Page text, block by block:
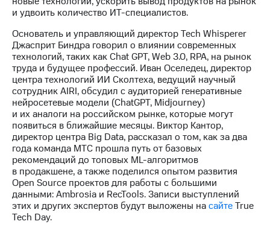
Раскрытие
информации
Информация
акционерам
Документы
ПАО
"МТС"
Собрания
акционеров
Личный
кабинет
акционера
Акционерный
капитал
Контроль
и
аудит
Рынок
акций
и удвоить количество ИТ-специалистов.
Основатель и управляющий директор Tech Whisperer
Джасприт Биндра говорил о влиянии современных
технологий, таких как Chat GPT, Web 3.0, RPA, на рынок
труда и будущее профессий. Иван Оселедец, директор
центра технологий ИИ Сколтеха, ведущий научный
сотрудник AIRI, обсудил с аудиторией генеративные
нейросетевые модели (ChatGPT, Midjourney)
и их аналоги на российском рынке, которые могут
появиться в ближайшие месяцы. Виктор Кантор,
директор центра Big Data, рассказал о том, как за два
года команда МТС прошла путь от базовых
рекомендаций до топовых ML-алгоритмов
в продакшене, а также поделился опытом развития
Open Source проектов для работы с большими
данными: Ambrosia и RecTools. Записи выступлений
этих и других экспертов будут выложены насайтеTrue
Tech Day.